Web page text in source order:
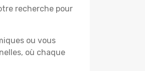
recherche pour
ou vous
où chaque